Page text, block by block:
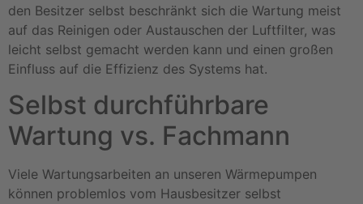
den Besitzer selbst beschränkt sich die Wartung meist
auf das Reinigen oder Austauschen der Luftfilter, was
leicht selbst gemacht werden kann und einen großen
Einfluss auf die Effizienz des Systems hat.
Selbst durchführbare
Wartung vs. Fachmann
Viele Wartungsarbeiten an unseren Wärmepumpen
können problemlos vom Hausbesitzer selbst